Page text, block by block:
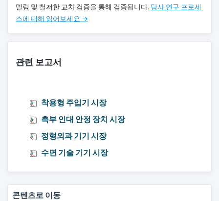
델링 및 철저한 교차 검증을 통해 검증됩니다. 당사 연구 프로세
스에 대해 읽어보세요 →
관련 보고서
착용형 주입기 시장
측부 인대 안정 장치 시장
정형외과 기기 시장
수면 기술 기기 시장
콘텐츠로 이동